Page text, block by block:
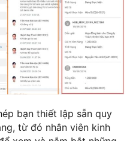
bạn thiết lập sẵn quy
từ đó nhân viên kinh